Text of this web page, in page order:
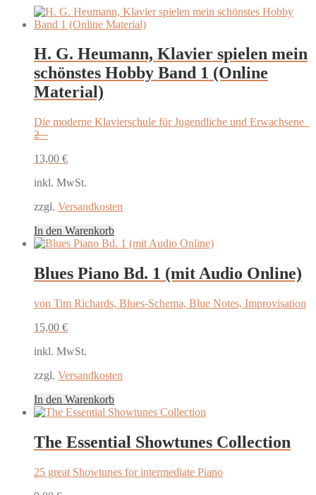
H. G. Heumann, Klavier spielen mein
schönstes Hobby Band 1 (Online
Material)
Die moderne Klavierschule für Jugendliche und Erwachsene
2
13,00 €
inkl. MwSt.
zzgl. Versandkosten
In den Warenkorb
Blues Piano Bd. 1 (mit Audio Online)
von Tim Richards, Blues-Schema, Blue Notes, Improvisation
15,00 €
inkl. MwSt.
zzgl. Versandkosten
In den Warenkorb
The Essential Showtunes Collection
25 great Showtunes for intermediate Piano